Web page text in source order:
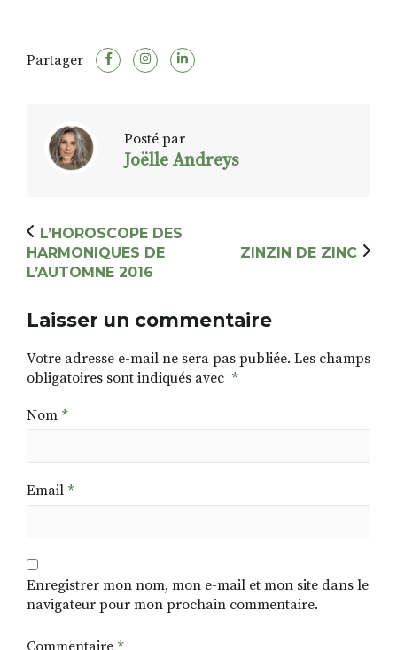
Partager
Posté par
Joëlle Andreys
L’HOROSCOPE DES
HARMONIQUES DE
L’AUTOMNE 2016
ZINZIN DE ZINC
Laisser un commentaire
Votre adresse e-mail ne sera pas publiée. Les champs
obligatoires sont indiqués avec *
Nom *
Email *
Enregistrer mon nom, mon e-mail et mon site dans le
navigateur pour mon prochain commentaire.